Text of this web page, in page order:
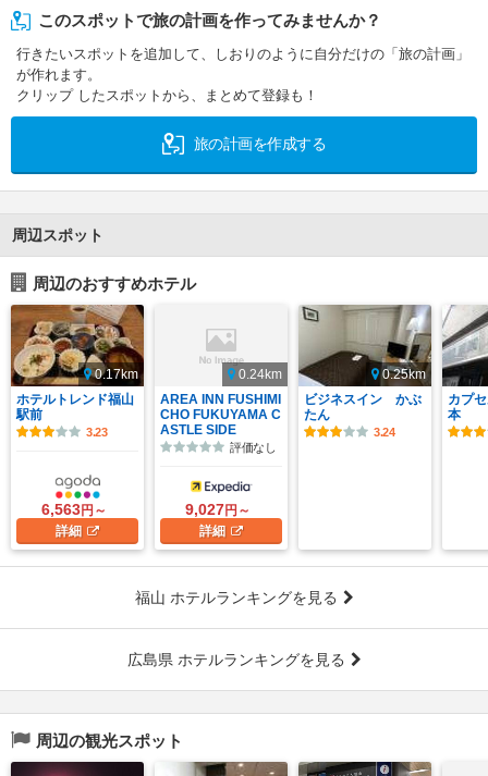
このスポットで旅の計画を作ってみませんか？
行きたいスポットを追加して、しおりのように自分だけの「旅の計画」
が作れます。
クリップ したスポットから、まとめて登録も！
旅の計画を作成する
周辺スポット
周辺のおすすめホテル
0.17km
ホテルトレンド福山
駅前
3.23
6,563円～
詳細
0.24km
AREA INN FUSHIMI
CHO FUKUYAMA C
ASTLE SIDE
評価なし
9,027円～
詳細
0.25km
ビジネスイン かぶ
たん
3.24
カプ
本
福山 ホテルランキングを見る
広島県 ホテルランキングを見る
周辺の観光スポット